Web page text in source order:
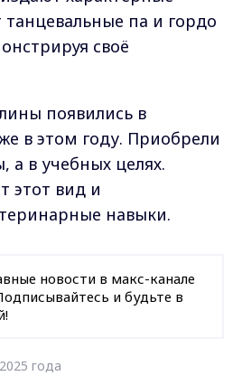
па и гордо
своё
появились в
в этом году. Приобрели
а в учебных целях.
этот вид и
навыки.
новости в макс-канале
и будьте в
года